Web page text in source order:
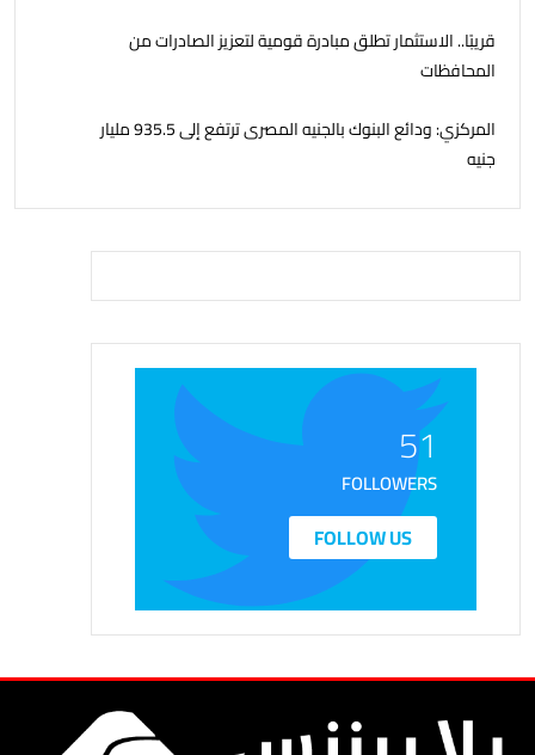
قريبًا.. الاستثمار تطلق مبادرة قومية لتعزيز الصادرات من
المحافظات
المركزي: ودائع البنوك بالجنيه المصرى ترتفع إلى 935.5 مليار
جنيه
51
FOLLOWERS
FOLLOW US